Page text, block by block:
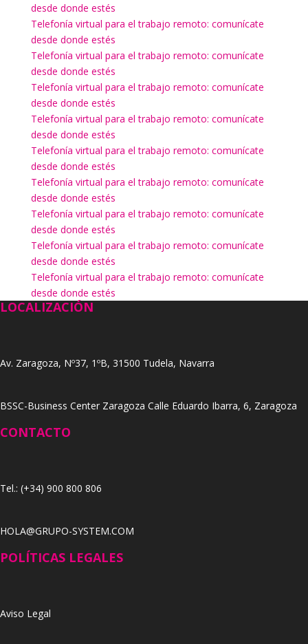
desde donde estés
Telefonía virtual para el trabajo remoto: comunícate
desde donde estés
Telefonía virtual para el trabajo remoto: comunícate
desde donde estés
Telefonía virtual para el trabajo remoto: comunícate
desde donde estés
Telefonía virtual para el trabajo remoto: comunícate
desde donde estés
Telefonía virtual para el trabajo remoto: comunícate
desde donde estés
Telefonía virtual para el trabajo remoto: comunícate
desde donde estés
Telefonía virtual para el trabajo remoto: comunícate
desde donde estés
Telefonía virtual para el trabajo remoto: comunícate
desde donde estés
Telefonía virtual para el trabajo remoto: comunícate
desde donde estés
LOCALIZACIÓN
Av. Zaragoza, Nº37, 1ºB, 31500 Tudela, Navarra
BSSC-Business Center Zaragoza Calle Eduardo Ibarra, 6, Zaragoza
CONTACTO
Tel.: (+34) 900 800 806
HOLA@GRUPO-SYSTEM.COM
POLÍTICAS LEGALES
Aviso Legal